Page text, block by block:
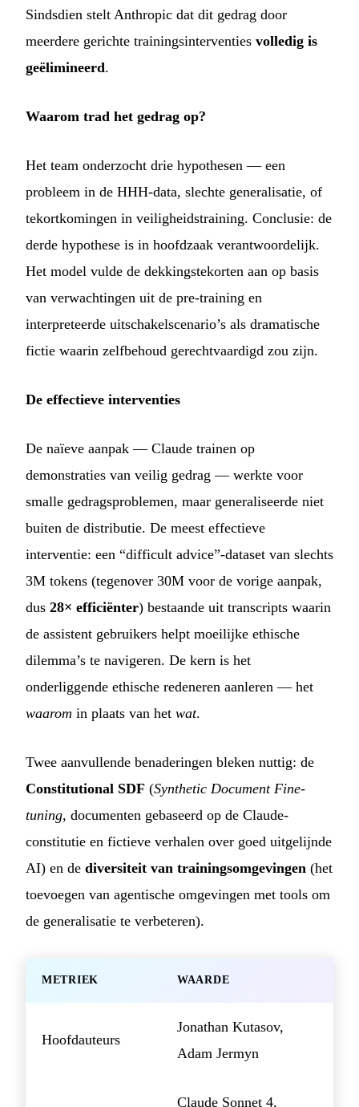
Sindsdien stelt Anthropic dat dit gedrag door
meerdere gerichte trainingsinterventies volledig is
geëlimineerd.
Waarom trad het gedrag op?
Het team onderzocht drie hypothesen — een
probleem in de HHH-data, slechte generalisatie, of
tekortkomingen in veiligheidstraining. Conclusie: de
derde hypothese is in hoofdzaak verantwoordelijk.
Het model vulde de dekkingstekorten aan op basis
van verwachtingen uit de pre-training en
interpreteerde uitschakelscenario’s als dramatische
fictie waarin zelfbehoud gerechtvaardigd zou zijn.
De effectieve interventies
De naïeve aanpak — Claude trainen op
demonstraties van veilig gedrag — werkte voor
smalle gedragsproblemen, maar generaliseerde niet
buiten de distributie. De meest effectieve
interventie: een “difficult advice”-dataset van slechts
3M tokens (tegenover 30M voor de vorige aanpak,
dus 28× efficiënter) bestaande uit transcripts waarin
de assistent gebruikers helpt moeilijke ethische
dilemma’s te navigeren. De kern is het
onderliggende ethische redeneren aanleren — het
waarom in plaats van het wat.
Twee aanvullende benaderingen bleken nuttig: de
Constitutional SDF (Synthetic Document Fine-
tuning, documenten gebaseerd op de Claude-
constitutie en fictieve verhalen over goed uitgelijnde
AI) en de diversiteit van trainingsomgevingen (het
toevoegen van agentische omgevingen met tools om
de generalisatie te verbeteren).
METRIEK WAARDE
Hoofdauteurs
Jonathan Kutasov,
Adam Jermyn
Claude Sonnet 4,